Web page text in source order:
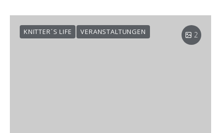
KNITTER´S LIFE VERANSTALTUNGEN 2